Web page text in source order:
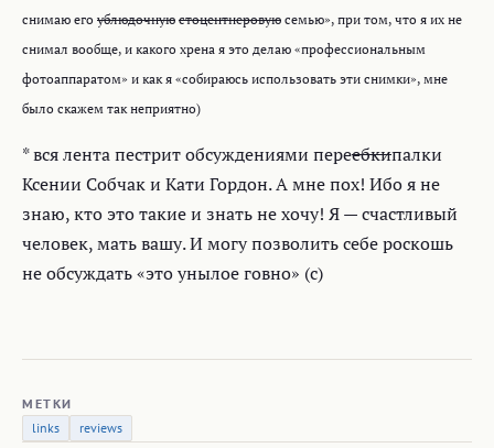
снимаю его ублюдочную стоцентнеровую семью», при том, что я их не
снимал вообще, и какого хрена я это делаю «профессиональным
фотоаппаратом» и как я «собираюсь использовать эти снимки», мне
было скажем так неприятно)
* вся лента пестрит обсуждениями переебкипалки
Ксении Собчак и Кати Гордон. А мне пох! Ибо я не
знаю, кто это такие и знать не хочу! Я — счастливый
человек, мать вашу. И могу позволить себе роскошь
не обсуждать «это унылое говно» (с)
МЕТКИ
links
reviews